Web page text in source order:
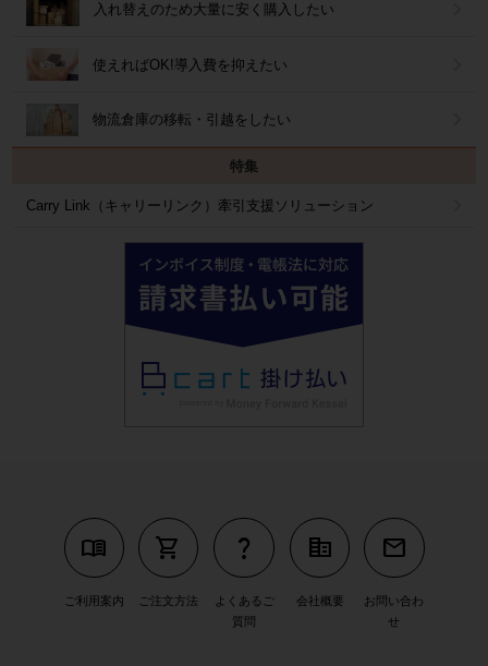
入れ替えのため大量に安く購入したい
使えればOK!導入費を抑えたい
物流倉庫の移転・引越をしたい
特集
Carry Link（キャリーリンク）牽引支援ソリューション
menu_book
ご利用案内
shopping_cart
ご注文方法
question_mark
よくあるご
質問
corporate_fare
会社概要
mail
お問い合わ
せ